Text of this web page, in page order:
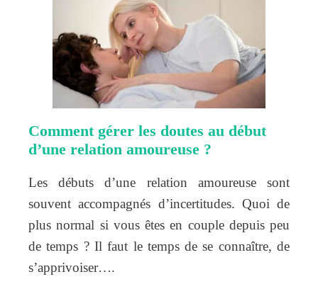
Comment gérer les doutes au début
d’une relation amoureuse ?
Les débuts d’une relation amoureuse sont
souvent accompagnés d’incertitudes. Quoi de
plus normal si vous êtes en couple depuis peu
de temps ? Il faut le temps de se connaître, de
s’apprivoiser….